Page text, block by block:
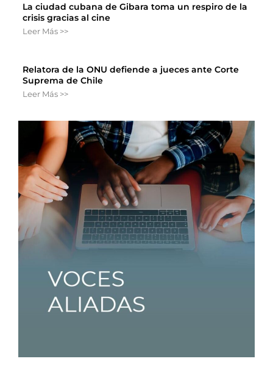
La ciudad cubana de Gibara toma un respiro de la
crisis gracias al cine
Leer Más >>
Relatora de la ONU defiende a jueces ante Corte
Suprema de Chile
Leer Más >>